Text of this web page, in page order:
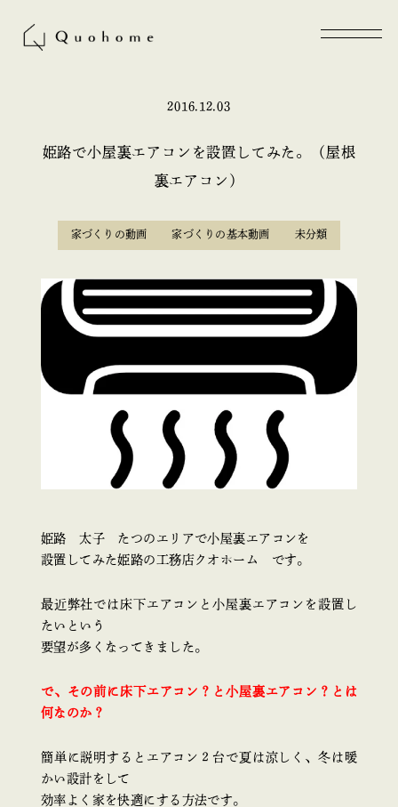
2016.12.03
姫路で小屋裏エアコンを設置してみた。（屋根
裏エアコン）
家づくりの動画 家づくりの基本動画 未分類
姫路 太子 たつのエリアで小屋裏エアコンを
設置してみた姫路の工務店クオホーム です。
最近弊社では床下エアコンと小屋裏エアコンを設置し
たいという
要望が多くなってきました。
で、その前に床下エアコン？と小屋裏エアコン？とは
何なのか？
簡単に説明するとエアコン２台で夏は涼しく、冬は暖
かい設計をして
効率よく家を快適にする方法です。